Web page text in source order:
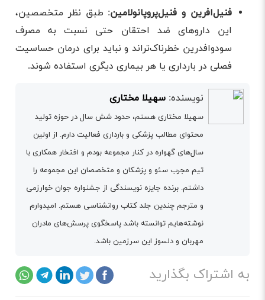
فنیل‌افرین و فنیل‌پروپانولامین: طبق نظر متخصصین،
این داروهای ضد احتقان حتی نسبت به مصرف
سودوافدرین خطرناک‌تراند و نباید برای درمان حساسیت
فصلی در بارداری یا هر بیماری دیگری استفاده شوند.
نویسنده: سهیلا مختاری
سهیلا مختاری هستم، حدود شش سال در حوزه تولید
محتوای مطالب پزشکی و بارداری فعالیت دارم. از اولین
سال‌های گهواره در کنار مجموعه بودم و افتخار همکاری با
تیم مجرب سئو و پزشکان و متخصصان این مجموعه را
داشتم. برنده جایزه نویسندگی از جشنواره جوان خوارزمی
و مترجم چندین جلد کتاب روانشناسی هستم. امیدوارم
نوشته‌هایم توانسته باشد پاسخگوی پرسش‌های مادران
مهربان و دلسوز این سرزمین باشد.
به اشتراک بگذارید